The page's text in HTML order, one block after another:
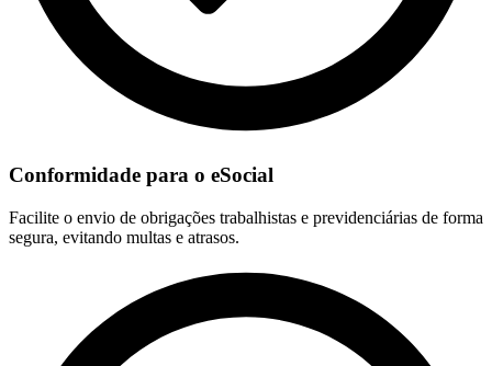
Conformidade para o eSocial
Facilite o envio de obrigações trabalhistas e previdenciárias de forma
segura, evitando multas e atrasos.